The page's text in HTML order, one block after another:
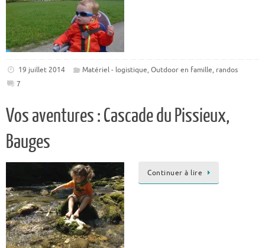
19 juillet 2014 Matériel - logistique,Outdoor en famille, randos
7
Vos aventures : Cascade du Pissieux,
Bauges
Continuer à lire